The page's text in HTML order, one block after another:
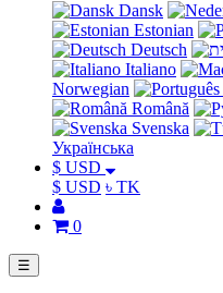
Dansk
Estonian
Deutsch
Italiano
Norwegian
Română
Svenska
Українська
$ USD
$ USD ৳ TK
0
☰